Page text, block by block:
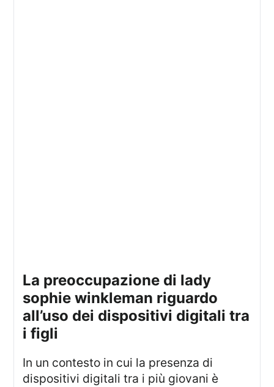
la preoccupazione di lady
sophie winkleman riguardo
all’uso dei dispositivi digitali tra
i figli
In un contesto in cui la presenza di
dispositivi digitali tra i più giovani è